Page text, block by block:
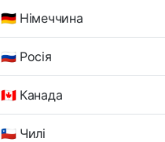
🇩🇪 Німеччина
🇷🇺 Росія
🇨🇦 Канада
🇨🇱 Чилі